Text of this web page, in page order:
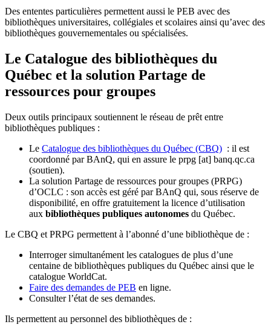
Des ententes particulières permettent aussi le PEB avec des
bibliothèques universitaires, collégiales et scolaires ainsi qu’avec des
bibliothèques gouvernementales ou spécialisées.
Le Catalogue des bibliothèques du
Québec et la solution Partage de
ressources pour groupes
Deux outils principaux soutiennent le réseau de prêt entre
bibliothèques publiques :
Le Catalogue des bibliothèques du Québec (CBQ) : il est
coordonné par BAnQ, qui en assure le prpg [at] banq.qc.ca
(soutien).
La solution Partage de ressources pour groupes (PRPG)
d’OCLC : son accès est géré par BAnQ qui, sous réserve de
disponibilité, en offre gratuitement la licence d’utilisation
aux bibliothèques publiques autonomes du Québec.
Le CBQ et PRPG permettent à l’abonné d’une bibliothèque de :
Interroger simultanément les catalogues de plus d’une
centaine de bibliothèques publiques du Québec ainsi que le
catalogue WorldCat.
Faire des demandes de PEB en ligne.
Consulter l’état de ses demandes.
Ils permettent au personnel des bibliothèques de :